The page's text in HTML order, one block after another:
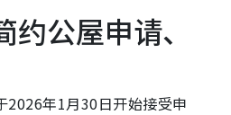
公屋申请、
年1月30日开始接受申